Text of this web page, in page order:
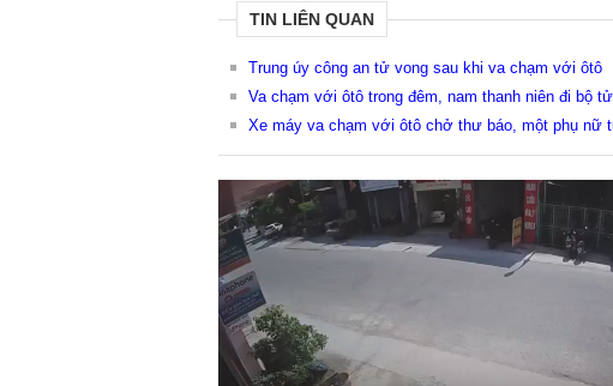
TIN LIÊN QUAN
Trung úy công an tử vong sau khi va chạm với ôtô
Va chạm với ôtô trong đêm, nam thanh niên đi bộ
Xe máy va chạm với ôtô chở thư báo, một phụ nữ